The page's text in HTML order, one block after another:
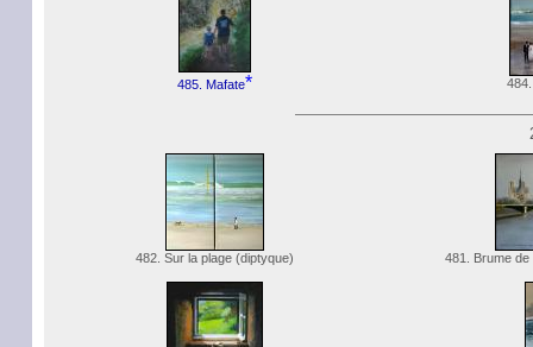
485. Mafate*
482. Sur la plage (diptyque) 481. Brume